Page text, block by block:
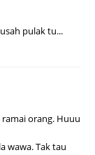
pulak tu...
orang. Huuu
wawa. Tak tau